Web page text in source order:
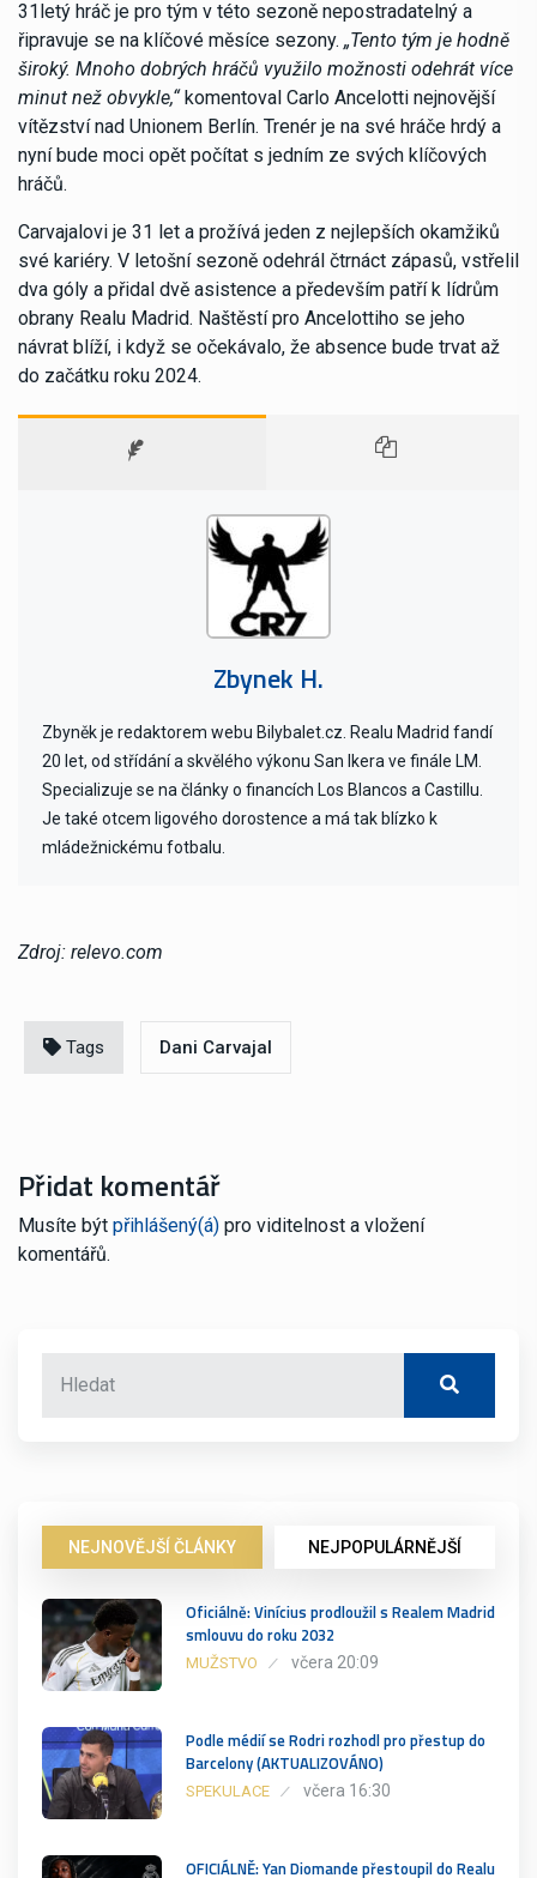
31letý hráč je pro tým v této sezoně nepostradatelný a
řipravuje se na klíčové měsíce sezony. „Tento tým je hodně
široký. Mnoho dobrých hráčů využilo možnosti odehrát více
minut než obvykle,“komentoval Carlo Ancelotti nejnovější
vítězství nad Unionem Berlín. Trenér je na své hráče hrdý a
nyní bude moci opět počítat s jedním ze svých klíčových
hráčů.
Carvajalovi je 31 let a prožívá jeden z nejlepších okamžiků
své kariéry. V letošní sezoně odehrál čtrnáct zápasů, vstřelil
dva góly a přidal dvě asistence a především patří k lídrům
obrany Realu Madrid. Naštěstí pro Ancelottiho se jeho
návrat blíží, i když se očekávalo, že absence bude trvat až
do začátku roku 2024.
Zbynek H.
Zbyněk je redaktorem webu Bilybalet.cz. Realu Madrid fandí
20 let, od střídání a skvělého výkonu San Ikera ve finále LM.
Specializuje se na články o financích Los Blancos a Castillu.
Je také otcem ligového dorostence a má tak blízko k
mládežnickému fotbalu.
Zdroj: relevo.com
Tags Dani Carvajal
Přidat komentář
Musíte být přihlášený(á) pro viditelnost a vložení
komentářů.
NEJNOVĚJŠÍ ČLÁNKY NEJPOPULÁRNĚJŠÍ
Oficiálně: Vinícius prodloužil s Realem Madrid
smlouvu do roku 2032
MUŽSTVO včera 20:09
Podle médií se Rodri rozhodl pro přestup do
Barcelony (AKTUALIZOVÁNO)
SPEKULACE včera 16:30
OFICIÁLNĚ: Yan Diomande přestoupil do Realu